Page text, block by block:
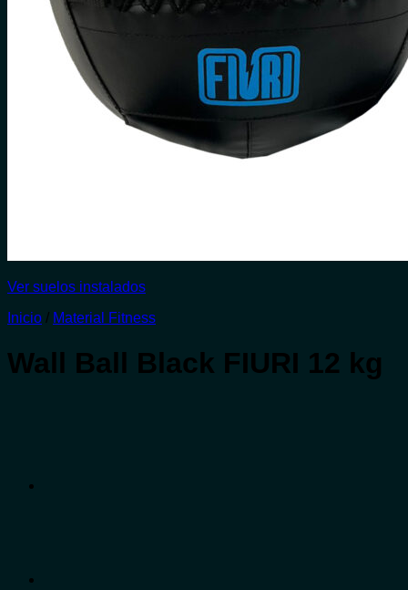
Ver suelos instalados
Inicio / Material Fitness
Wall Ball Black FIURI 12 kg